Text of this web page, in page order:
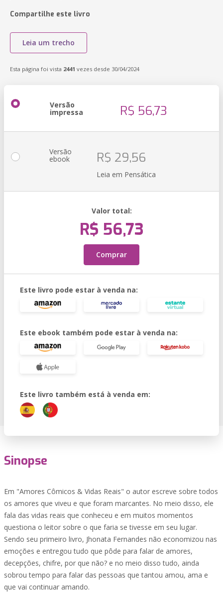
Compartilhe este livro
Leia um trecho
Esta página foi vista 2441 vezes desde 30/04/2024
Versão
impressa R$ 56,73
Versão
ebook R$ 29,56
Leia em Pensática
Valor total:
R$ 56,73
Comprar
Este livro pode estar à venda na:
Este ebook também pode estar à venda na:
Este livro também está à venda em:
Sinopse
Em "Amores Cômicos & Vidas Reais" o autor escreve sobre todos
os amores que viveu e que foram marcantes. No meio disso, ele
fala das vidas reais que conheceu e em muitos momentos
questiona o leitor sobre o que faria se tivesse em seu lugar.
Sendo seu primeiro livro, Jhonata Fernandes não economizou nas
emoções e entregou tudo que pôde para falar de amores,
decepções, chifre, por que não? e no meio disso tudo, ainda
sobrou tempo para falar das pessoas que tantou amou, ama e
que vai continuar amando.